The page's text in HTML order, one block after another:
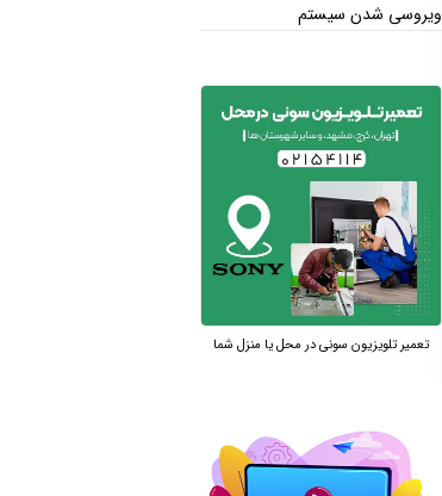
ویروسی شدن سیستم
تعمیر تلویزیون سونی در محل یا منزل شما